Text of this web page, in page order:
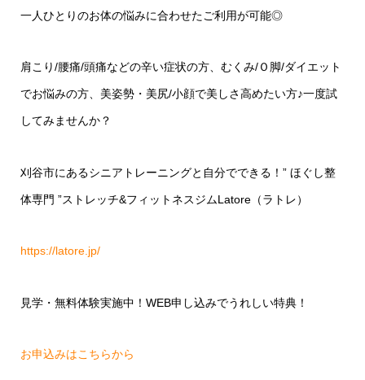
一人ひとりのお体の悩みに合わせたご利用が可能◎
肩こり/腰痛/頭痛などの辛い症状の方、むくみ/Ｏ脚/ダイエット
でお悩みの方、美姿勢・美尻/小顔で美しさ高めたい方♪一度試
してみませんか？
刈谷市にあるシニアトレーニングと自分でできる！” ほぐし整
体専門 ”ストレッチ&フィットネスジムLatore（ラトレ）
https://latore.jp/
見学・無料体験実施中！WEB申し込みでうれしい特典！
お申込みはこちらから